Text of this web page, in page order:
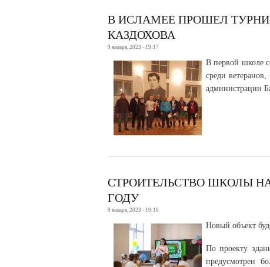
В ИСЛАМЕЕ ПРОШЕЛ
КАЗДОХОВА
9 января, 2023 - 19:17
В первой школе
среди
администрации
СТРОИТЕЛЬСТВО ШКОЛЫ
ГОДУ
9 января, 2023 - 19:16
Новый объект
По проекту
предусмотрен